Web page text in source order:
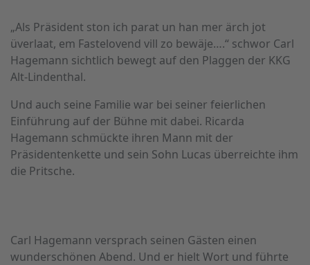
„Als Präsident ston ich parat un han mer ärch jot
üverlaat, em Fastelovend vill zo bewäje….“ schwor Carl
Hagemann sichtlich bewegt auf den Plaggen der KKG
Alt-Lindenthal.
Und auch seine Familie war bei seiner feierlichen
Einführung auf der Bühne mit dabei. Ricarda
Hagemann schmückte ihren Mann mit der
Präsidentenkette und sein Sohn Lucas überreichte ihm
die Pritsche.
Carl Hagemann versprach seinen Gästen einen
wunderschönen Abend. Und er hielt Wort und führte